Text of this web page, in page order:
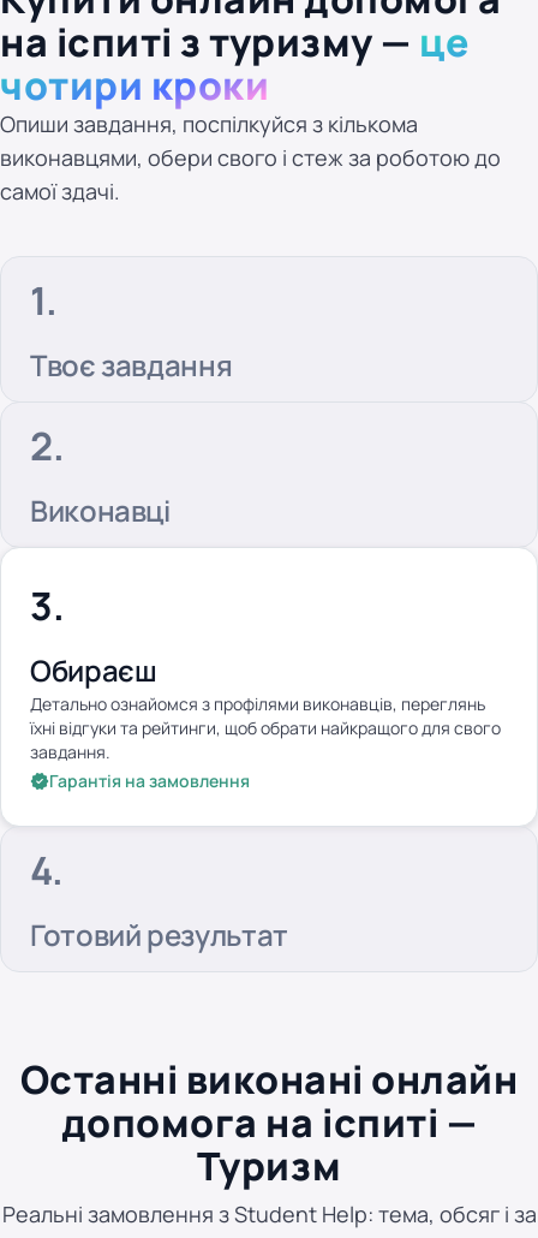
на іспиті з туризму — це
чотири кроки
Опиши завдання, поспілкуйся з кількома
виконавцями, обери свого і стеж за роботою до
самої здачі.
Твоє завдання
Виконавці
Обираєш
Детально ознайомся з профілями виконавців, переглянь
їхні відгуки та рейтинги, щоб обрати найкращого для свого
завдання.
Гарантія на замовлення
Готовий результат
Останні виконані онлайн
допомога на іспиті —
Туризм
Реальні замовлення з Student Help: тема, обсяг і за